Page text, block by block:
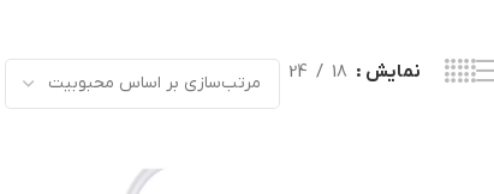
نمایش 18
24